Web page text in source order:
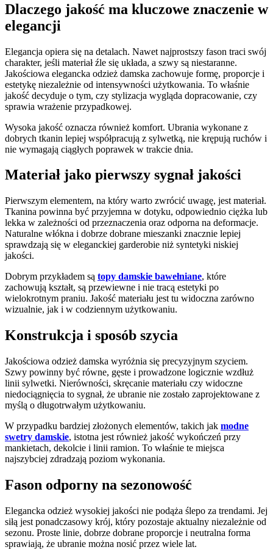
Dlaczego jakość ma kluczowe znaczenie w
elegancji
Elegancja opiera się na detalach. Nawet najprostszy fason traci swój
charakter, jeśli materiał źle się układa, a szwy są niestaranne.
Jakościowa elegancka odzież damska zachowuje formę, proporcje i
estetykę niezależnie od intensywności użytkowania. To właśnie
jakość decyduje o tym, czy stylizacja wygląda dopracowanie, czy
sprawia wrażenie przypadkowej.
Wysoka jakość oznacza również komfort. Ubrania wykonane z
dobrych tkanin lepiej współpracują z sylwetką, nie krępują ruchów i
nie wymagają ciągłych poprawek w trakcie dnia.
Materiał jako pierwszy sygnał jakości
Pierwszym elementem, na który warto zwrócić uwagę, jest materiał.
Tkanina powinna być przyjemna w dotyku, odpowiednio ciężka lub
lekka w zależności od przeznaczenia oraz odporna na deformacje.
Naturalne włókna i dobrze dobrane mieszanki znacznie lepiej
sprawdzają się w eleganckiej garderobie niż syntetyki niskiej
jakości.
Dobrym przykładem są topy damskie bawełniane, które
zachowują kształt, są przewiewne i nie tracą estetyki po
wielokrotnym praniu. Jakość materiału jest tu widoczna zarówno
wizualnie, jak i w codziennym użytkowaniu.
Konstrukcja i sposób szycia
Jakościowa odzież damska wyróżnia się precyzyjnym szyciem.
Szwy powinny być równe, gęste i prowadzone logicznie wzdłuż
linii sylwetki. Nierówności, skręcanie materiału czy widoczne
niedociągnięcia to sygnał, że ubranie nie zostało zaprojektowane z
myślą o długotrwałym użytkowaniu.
W przypadku bardziej złożonych elementów, takich jak modne
swetry damskie, istotna jest również jakość wykończeń przy
mankietach, dekolcie i linii ramion. To właśnie te miejsca
najszybciej zdradzają poziom wykonania.
Fason odporny na sezonowość
Elegancka odzież wysokiej jakości nie podąża ślepo za trendami. Jej
siłą jest ponadczasowy krój, który pozostaje aktualny niezależnie od
sezonu. Proste linie, dobrze dobrane proporcje i neutralna forma
sprawiają, że ubranie można nosić przez wiele lat.